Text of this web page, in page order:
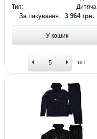
Тип:
Дитяча
За пакування:3 964 грн.
У кошик
шт